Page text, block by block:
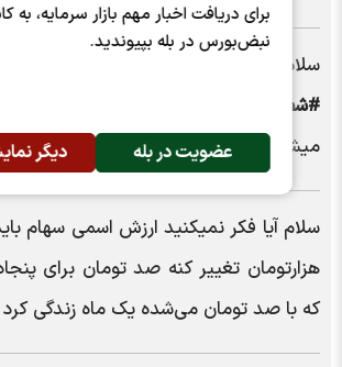
برای دریافت اخبار مهم بازار سرمایه، به
نبض‌بورس در بله بپیوندید.
عضویت در بله دیگر
سلام 5 سال هست نماد سهام پتروشیمی اصفهان (
#شصهفا)
تاکنون نه سود داده نه حق
میشه از طریق بازرسی کل کشور شکایت
سلام آیا فکر نمیکنید ارزش اسمی سهام
هزارتومان تغییر کنه صد تومان برای
که با صد تومان می‌شده یک ماه زندگی